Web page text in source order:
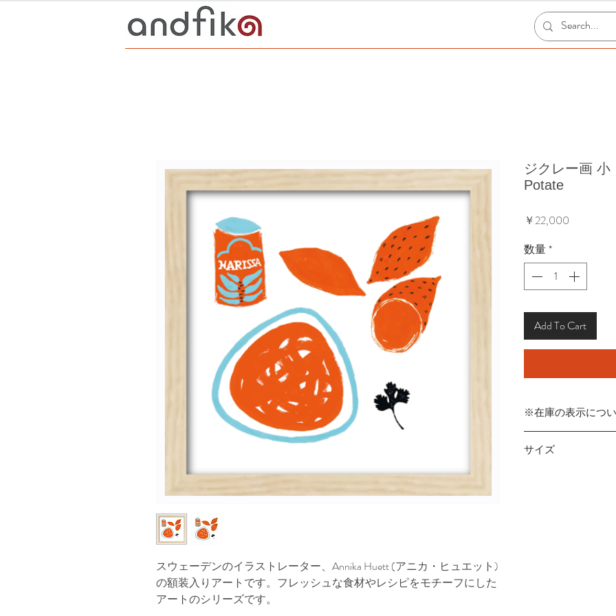
スウェーデンのイラストレーター、Annika Huett (アニカ・ヒュエット)
の額装入りアートです。フレッシュな食材やレシピをモチーフにした
アートのシリーズです。
ジクレー画 小
Potate
￥22,000
数量*
Add To Cart
※在庫の表示につ
発生する可能性があ
サイズ